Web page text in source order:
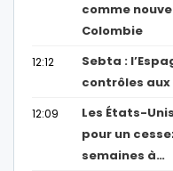
comme
Colombie
12:12
Sebta :
contrôles
12:09
Les États-
pour un
semaines à…